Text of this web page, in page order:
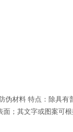
材料 特点：除具
；其文字或图案可